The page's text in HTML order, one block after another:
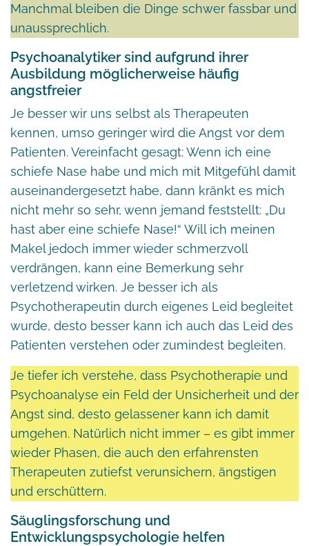
Manchmal bleiben die Dinge schwer fassbar und
unaussprechlich.
Psychoanalytiker sind aufgrund ihrer
Ausbildung möglicherweise häufig
angstfreier
Je besser wir uns selbst als Therapeuten
kennen, umso geringer wird die Angst vor dem
Patienten. Vereinfacht gesagt: Wenn ich eine
schiefe Nase habe und mich mit Mitgefühl damit
auseinandergesetzt habe, dann kränkt es mich
nicht mehr so sehr, wenn jemand feststellt: „Du
hast aber eine schiefe Nase!“ Will ich meinen
Makel jedoch immer wieder schmerzvoll
verdrängen, kann eine Bemerkung sehr
verletzend wirken. Je besser ich als
Psychotherapeutin durch eigenes Leid begleitet
wurde, desto besser kann ich auch das Leid des
Patienten verstehen oder zumindest begleiten.
Je tiefer ich verstehe, dass Psychotherapie und
Psychoanalyse ein Feld der Unsicherheit und der
Angst sind, desto gelassener kann ich damit
umgehen. Natürlich nicht immer – es gibt immer
wieder Phasen, die auch den erfahrensten
Therapeuten zutiefst verunsichern, ängstigen
und erschüttern.
Säuglingsforschung und
Entwicklungspsychologie helfen